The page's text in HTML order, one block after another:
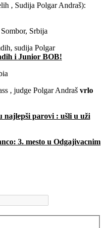
, Sudija Polgar Andraš):
Srbija
sudija Polgar
i Junior BOB!
, judge Polgar Andraš vrlo
najlepši parovi : ušli u uži
3. mesto u Odgajivacnim